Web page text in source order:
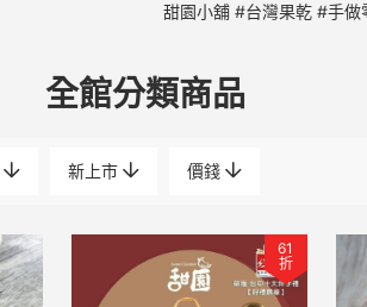
甜園小舖 #台灣果乾 #手
全館分類商品
新上市 價錢
61
折